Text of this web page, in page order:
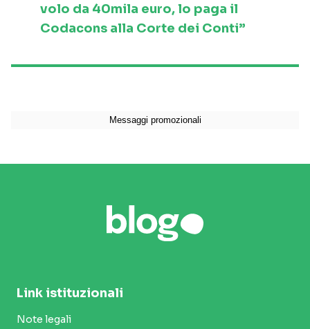
volo da 40mila euro, lo paga il
Codacons alla Corte dei Conti”
Link istituzionali
Note legali